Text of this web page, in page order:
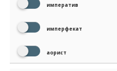
императив
имперфекат
аорист